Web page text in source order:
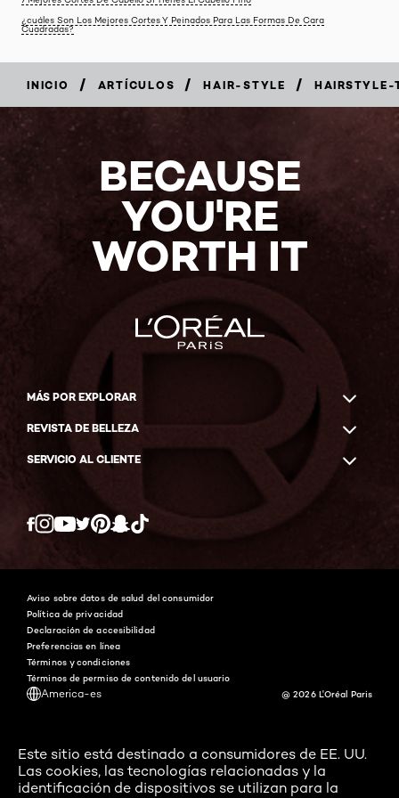
¿cuáles Son Los Mejores Cortes Y Peinados Para Las Formas De Cara
Cuadradas?
INICIO / ARTÍCULOS / HAIR-STYLE / HAIRSTYLE-
BECAUSE
YOU'RE
WORTH IT
MÁS POR EXPLORAR
REVISTA DE BELLEZA
SERVICIO AL CLIENTE
America-es
Aviso sobre datos de salud del consumidor
Política de privacidad
Declaración de accesibilidad
Preferencias en línea
Términos y condiciones
Términos de permiso de contenido del usuario
@ 2026 L'Oréal Paris
Este sitio está destinado a consumidores de EE. UU.
Las cookies, las tecnologías relacionadas y la
identificación de dispositivos se utilizan para la